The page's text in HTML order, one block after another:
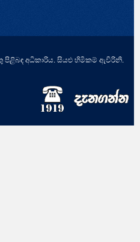
අධිකාරිය. සියළු හිමිකම් ඇවිරිනි.